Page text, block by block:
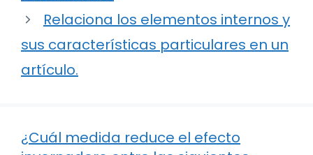
Relaciona los elementos internos y
sus características particulares en un
artículo.
¿Cuál medida reduce el efecto